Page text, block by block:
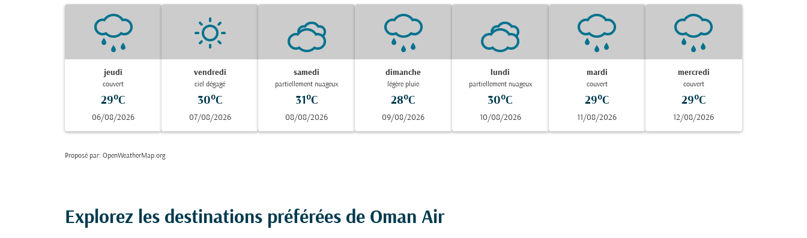
jeudi
couvert
29°C
06/08/2026
vendredi
ciel dégagé
30°C
07/08/2026
samedi
partiellement nuageux
31°C
08/08/2026
dimanche
légère pluie
28°C
09/08/2026
lundi
partiellement nuageux
30°C
10/08/2026
mardi
couvert
29°C
11/08/2026
mercredi
couvert
29°C
12/08/2026
Proposé par: OpenWeatherMap.org
Explorez les destinations préférées de Oman Air